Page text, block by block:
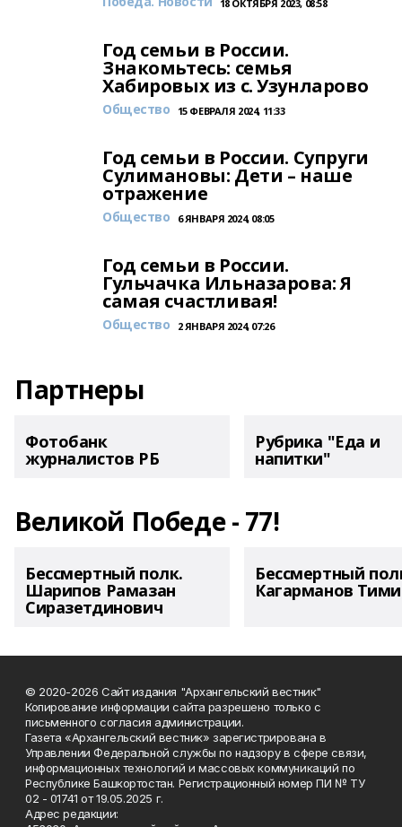
18 ОКТЯБРЯ 2023, 08:58
Год семьи в России.
Знакомьтесь: семья
Хабировых из с. Узунларово
Общество 15 ФЕВРАЛЯ 2024, 11:33
Год семьи в России. Супруги
Сулимановы: Дети – наше
отражение
Общество 6 ЯНВАРЯ 2024, 08:05
Год семьи в России.
Гульчачка Ильназарова: Я
самая счастливая!
Общество 2 ЯНВАРЯ 2024, 07:26
Партнеры
Фотобанк
журналистов РБ
Рубрика "Еда и
напитки"
Великой Победе - 77!
Бессмертный полк.
Шарипов Рамазан
Сиразетдинович
Бессмертный
Кагарманов
© 2020-2026 Сайт издания "Архангельский вестник"
Копирование информации сайта разрешено только с
письменного согласия администрации.
Газета «Архангельский вестник» зарегистрирована в
Управлении Федеральной службы по надзору в сфере связи,
информационных технологий и массовых коммуникаций по
Республике Башкортостан. Регистрационный номер ПИ № ТУ
02 - 01741 от 19.05.2025 г.
Адрес редакции: